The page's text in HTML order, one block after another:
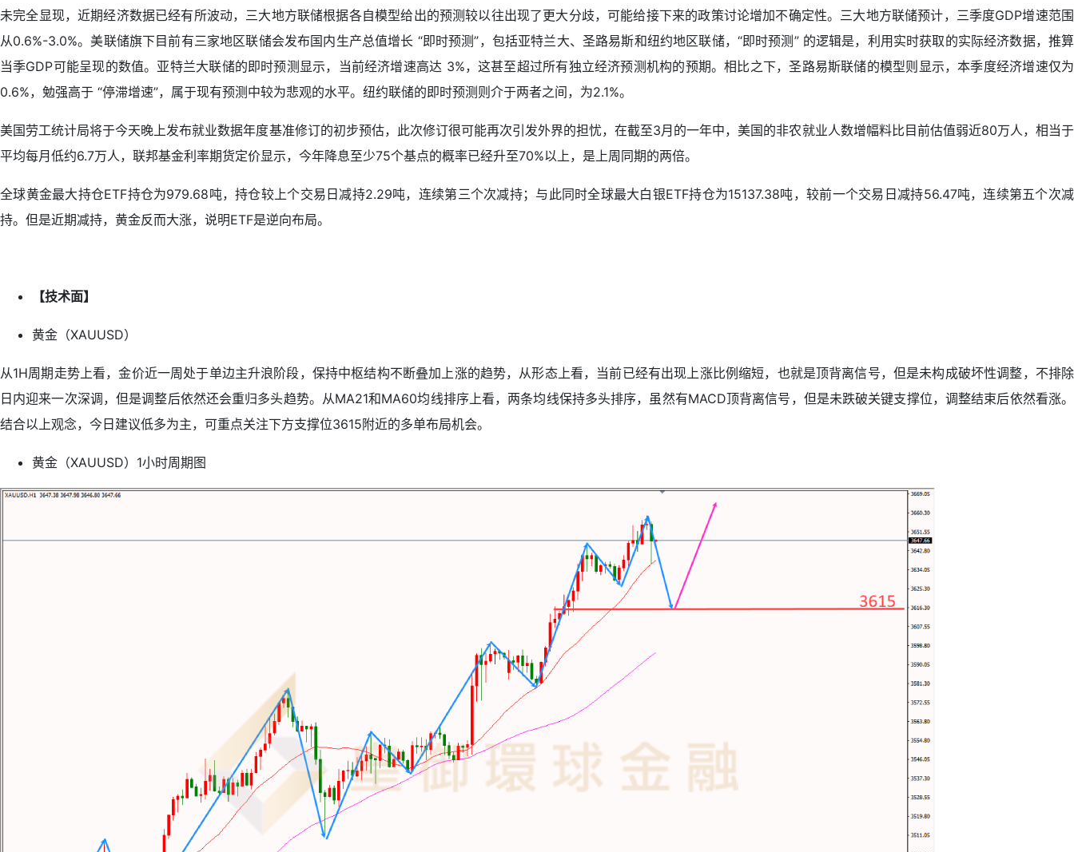
未完全显现，近期经济数据已经有所波动，三大地方联储根据各自模型给出的预测较以往出现了更大分歧，可能给接下来的政策讨论增加不确定性。三大地方联储预计，三季度GDP增速范围
从0.6%-3.0%。美联储旗下目前有三家地区联储会发布国内生产总值增长 “即时预测”，包括亚特兰大、圣路易斯和纽约地区联储，“即时预测” 的逻辑是，利用实时获取的实际经济数据，推算
当季GDP可能呈现的数值。亚特兰大联储的即时预测显示，当前经济增速高达 3%，这甚至超过所有独立经济预测机构的预期。相比之下，圣路易斯联储的模型则显示，本季度经济增速仅为
0.6%，勉强高于 “停滞增速”，属于现有预测中较为悲观的水平。纽约联储的即时预测则介于两者之间，为2.1%。
美国劳工统计局将于今天晚上发布就业数据年度基准修订的初步预估，此次修订很可能再次引发外界的担忧，在截至3月的一年中，美国的非农就业人数增幅料比目前估值弱近80万人，相当于
平均每月低约6.7万人，联邦基金利率期货定价显示，今年降息至少75个基点的概率已经升至70%以上，是上周同期的两倍。
全球黄金最大持仓ETF持仓为979.68吨，持仓较上个交易日减持2.29吨，连续第三个次减持；与此同时全球最大白银ETF持仓为15137.38吨，较前一个交易日减持56.47吨，连续第五个次减
持。但是近期减持，黄金反而大涨，说明ETF是逆向布局。
【技术面】
黄金（XAUUSD）
从1H周期走势上看，金价近一周处于单边主升浪阶段，保持中枢结构不断叠加上涨的趋势，从形态上看，当前已经有出现上涨比例缩短，也就是顶背离信号，但是未构成破坏性调整，不排除
日内迎来一次深调，但是调整后依然还会重归多头趋势。从MA21和MA60均线排序上看，两条均线保持多头排序，虽然有MACD顶背离信号，但是未跌破关键支撑位，调整结束后依然看涨。
结合以上观念，今日建议低多为主，可重点关注下方支撑位3615附近的多单布局机会。
黄金（XAUUSD）1小时周期图